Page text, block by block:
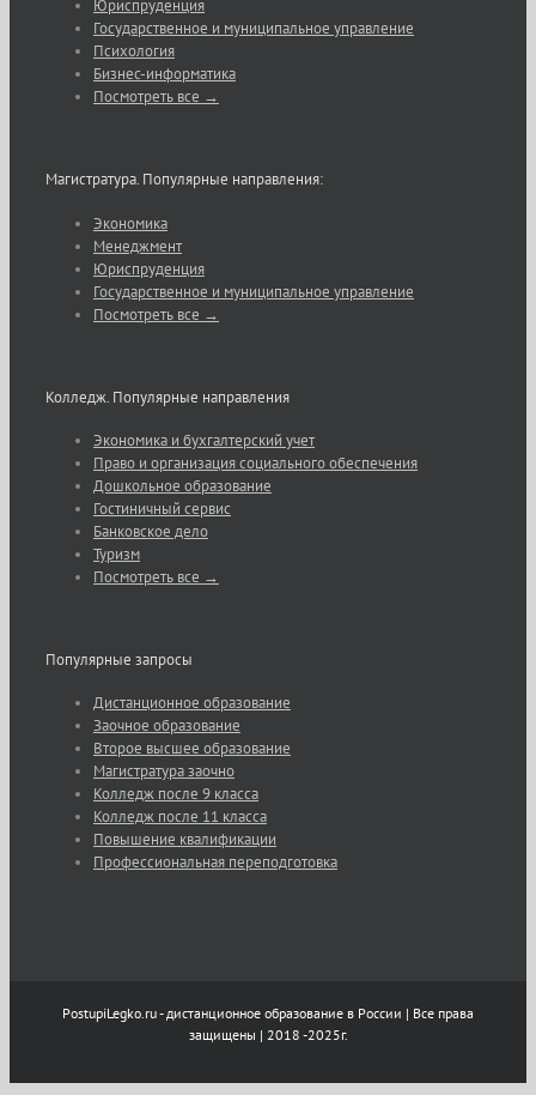
Юриспруденция
Государственное и муниципальное управление
Психология
Бизнес-информатика
Посмотреть все →
Магистратура. Популярные направления:
Экономика
Менеджмент
Юриспруденция
Государственное и муниципальное управление
Посмотреть все →
Колледж. Популярные направления
Экономика и бухгалтерский учет
Право и организация социального обеспечения
Дошкольное образование
Гостиничный сервис
Банковское дело
Туризм
Посмотреть все →
Популярные запросы
Дистанционное образование
Заочное образование
Второе высшее образование
Магистратура заочно
Колледж после 9 класса
Колледж после 11 класса
Повышение квалификации
Профессиональная переподготовка
PostupiLegko.ru - дистанционное образование в России | Все права
защищены | 2018 -2025г.